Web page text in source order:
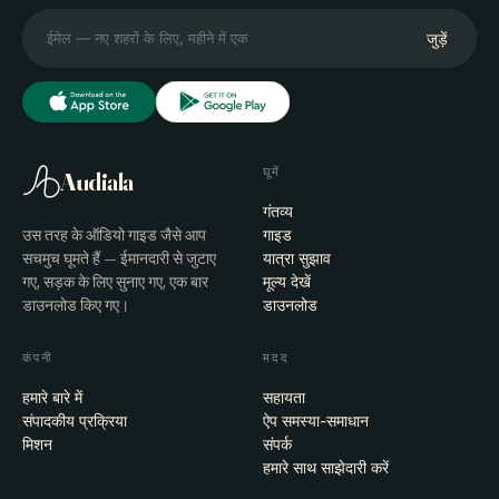
जुड़ें
Audiala
उस तरह के ऑडियो गाइड जैसे आप
सचमुच घूमते हैं — ईमानदारी से जुटाए
गए, सड़क के लिए सुनाए गए, एक बार
डाउनलोड किए गए।
घूमें
गंतव्य
गाइड
यात्रा सुझाव
मूल्य देखें
डाउनलोड
कंपनी
हमारे बारे में
संपादकीय प्रक्रिया
मिशन
मदद
सहायता
ऐप समस्या-समाधान
संपर्क
हमारे साथ साझेदारी करें